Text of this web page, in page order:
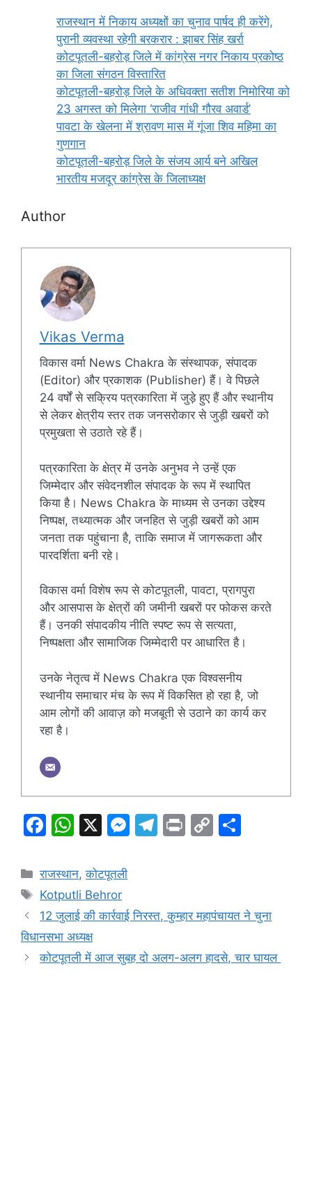
राजस्थान में निकाय अध्यक्षों का चुनाव पार्षद ही करेंगे,
पुरानी व्यवस्था रहेगी बरकरार : झाबर सिंह खर्रा
कोटपूतली-बहरोड़ जिले में कांग्रेस नगर निकाय प्रकोष्ठ
का जिला संगठन विस्तारित
कोटपूतली-बहरोड़ जिले के अधिवक्ता सतीश निमोरिया को
23 अगस्त को मिलेगा ‘राजीव गांधी गौरव अवार्ड’
पावटा के खेलना में श्रावण मास में गूंजा शिव महिमा का
गुणगान
कोटपूतली-बहरोड़ जिले के संजय आर्य बने अखिल
भारतीय मजदूर कांग्रेस के जिलाध्यक्ष
Author
Vikas Verma
विकास वर्मा News Chakra के संस्थापक, संपादक
(Editor) और प्रकाशक (Publisher) हैं। वे पिछले
24 वर्षों से सक्रिय पत्रकारिता में जुड़े हुए हैं और स्थानीय
से लेकर क्षेत्रीय स्तर तक जनसरोकार से जुड़ी खबरों को
प्रमुखता से उठाते रहे हैं।
पत्रकारिता के क्षेत्र में उनके अनुभव ने उन्हें एक
जिम्मेदार और संवेदनशील संपादक के रूप में स्थापित
किया है। News Chakra के माध्यम से उनका उद्देश्य
निष्पक्ष, तथ्यात्मक और जनहित से जुड़ी खबरों को आम
जनता तक पहुंचाना है, ताकि समाज में जागरूकता और
पारदर्शिता बनी रहे।
विकास वर्मा विशेष रूप से कोटपूतली, पावटा, प्रागपुरा
और आसपास के क्षेत्रों की जमीनी खबरों पर फोकस करते
हैं। उनकी संपादकीय नीति स्पष्ट रूप से सत्यता,
निष्पक्षता और सामाजिक जिम्मेदारी पर आधारित है।
उनके नेतृत्व में News Chakra एक विश्वसनीय
स्थानीय समाचार मंच के रूप में विकसित हो रहा है, जो
आम लोगों की आवाज़ को मजबूती से उठाने का कार्य कर
रहा है।
F
c
e
b
o
o
W
at
s
A
p
p
X
M
e
g
T
a
Pr C
Li
k
Categories
राजस्थान,कोटपूतली
Tags
Kotputli Behror
12 जुलाई की कार्रवाई निरस्त, कुम्हार महापंचायत ने चुना
विधानसभा अध्यक्ष
कोटपूतली में आज सुबह दो अलग-अलग हादसे, चार घायल